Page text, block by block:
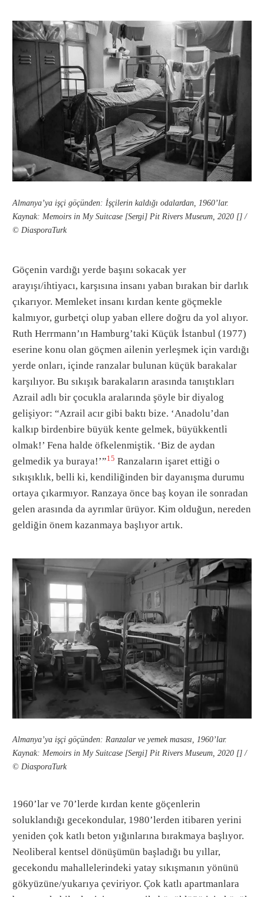
Almanya’ya işçi göçünden: İşçilerin kaldığı odalardan, 1960’lar.
Kaynak: Memoirs in My Suitcase [Sergi] Pit Rivers Museum, 2020 [] /
© DiasporaTurk
Göçenin vardığı yerde başını sokacak yer
arayışı/ihtiyacı, karşısına insanı yaban bırakan bir darlık
çıkarıyor. Memleket insanı kırdan kente göçmekle
kalmıyor, gurbetçi olup yaban ellere doğru da yol alıyor.
Ruth Herrmann’ın Hamburg’taki Küçük İstanbul (1977)
eserine konu olan göçmen ailenin yerleşmek için vardığı
yerde onları, içinde ranzalar bulunan küçük barakalar
karşılıyor. Bu sıkışık barakaların arasında tanıştıkları
Azrail adlı bir çocukla aralarında şöyle bir diyalog
gelişiyor: “Azrail acır gibi baktı bize. ‘Anadolu’dan
kalkıp birdenbire büyük kente gelmek, büyükkentli
olmak!’ Fena halde öfkelenmiştik. ‘Biz de aydan
gelmedik ya buraya!’”15 Ranzaların işaret ettiği o
sıkışıklık, belli ki, kendiliğinden bir dayanışma durumu
ortaya çıkarmıyor. Ranzaya önce baş koyan ile sonradan
gelen arasında da ayrımlar ürüyor. Kim olduğun, nereden
geldiğin önem kazanmaya başlıyor artık.
Almanya’ya işçi göçünden: Ranzalar ve yemek masası, 1960’lar.
Kaynak: Memoirs in My Suitcase [Sergi] Pit Rivers Museum, 2020 [] /
© DiasporaTurk
1960’lar ve 70’lerde kırdan kente göçenlerin
soluklandığı gecekondular, 1980’lerden itibaren yerini
yeniden çok katlı beton yığınlarına bırakmaya başlıyor.
Neoliberal kentsel dönüşümün başladığı bu yıllar,
gecekondu mahallelerindeki yatay sıkışmanın yönünü
gökyüzüne/yukarıya çeviriyor. Çok katlı apartmanlara